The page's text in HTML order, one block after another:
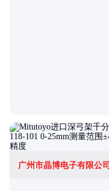
广州市晶博电子有限公司